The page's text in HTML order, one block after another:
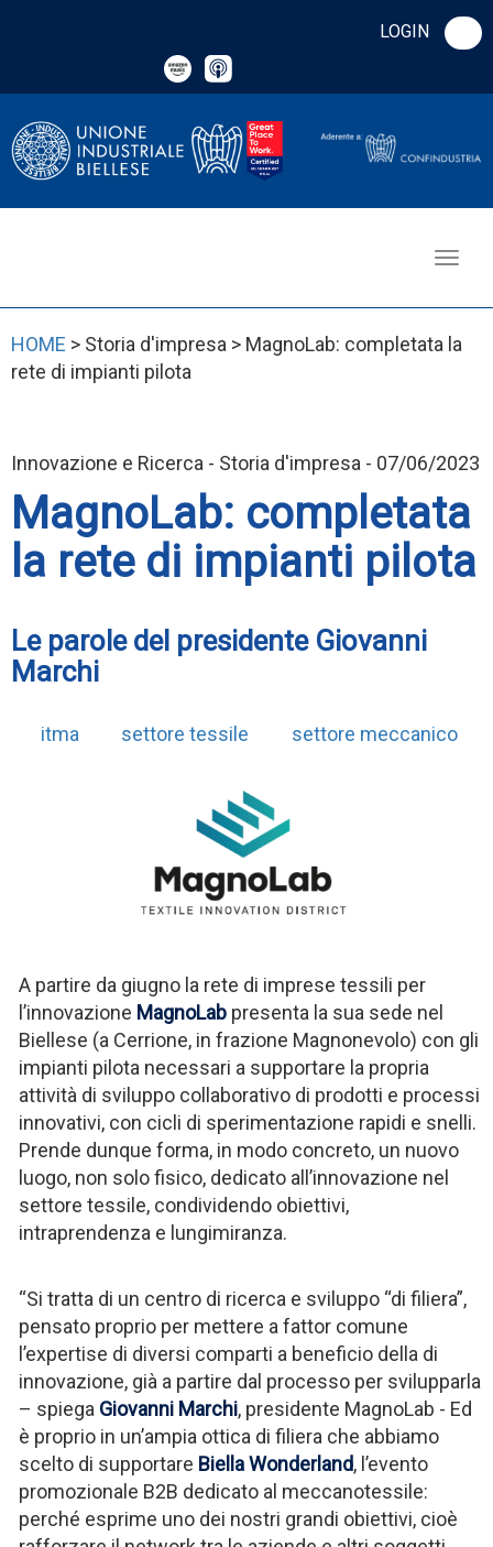
LOGIN
HOME > Storia d'impresa > MagnoLab: completata la
rete di impianti pilota
Innovazione e Ricerca - Storia d'impresa - 07/06/2023
MagnoLab: completata
la rete di impianti pilota
Le parole del presidente Giovanni
Marchi
itma settore tessile settore meccanico
A partire da giugno la rete di imprese tessili per
l’innovazione MagnoLab presenta la sua sede nel
Biellese (a Cerrione, in frazione Magnonevolo) con gli
impianti pilota necessari a supportare la propria
attività di sviluppo collaborativo di prodotti e processi
innovativi, con cicli di sperimentazione rapidi e snelli.
Prende dunque forma, in modo concreto, un nuovo
luogo, non solo fisico, dedicato all’innovazione nel
settore tessile, condividendo obiettivi,
intraprendenza e lungimiranza.
“Si tratta di un centro di ricerca e sviluppo “di filiera”,
pensato proprio per mettere a fattor comune
l’expertise di diversi comparti a beneficio della di
innovazione, già a partire dal processo per svilupparla
– spiega Giovanni Marchi, presidente MagnoLab - Ed
è proprio in un’ampia ottica di filiera che abbiamo
scelto di supportare Biella Wonderland, l’evento
promozionale B2B dedicato al meccanotessile:
perché esprime uno dei nostri grandi obiettivi, cioè